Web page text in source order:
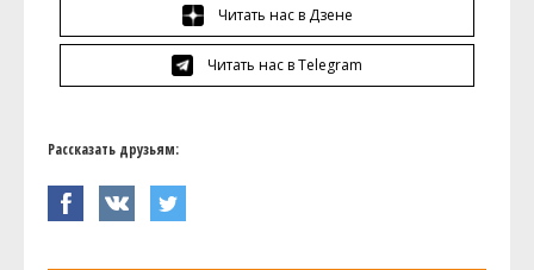
Читать нас в Дзене
Читать нас в Telegram
Рассказать друзьям: